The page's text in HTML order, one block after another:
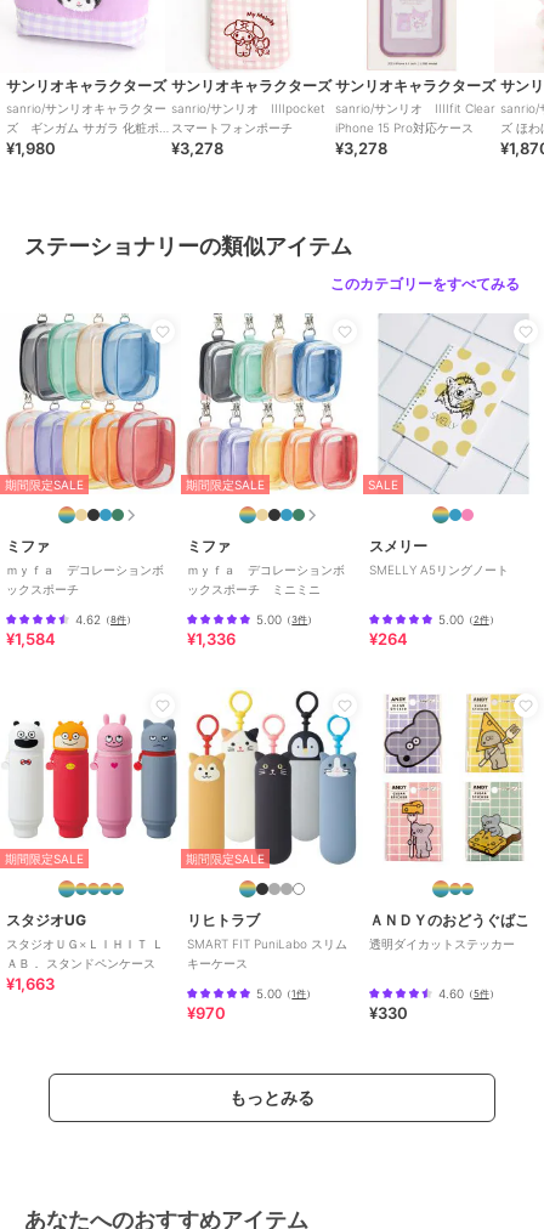
サンリオキャラクターズ
sanrio/サンリオキャラクター
ズ ギンガム サガラ 化粧ポ
ーチ クロミ
¥1,980
サンリオキャラクターズ
sanrio/サンリオ IIIIpocket
スマートフォンポーチ
¥3,278
サンリオキャラクターズ
sanrio/サンリオ IIIIfit Clear
iPhone 15 Pro対応ケース
¥3,278
サン
sanrio/
ズ ほわ
Ｃ
ステーショナリーの類似アイテム
このカテゴリーをすべてみる
期間限定SALE
ミファ
ｍｙｆａ デコレーションボ
ックスポーチ
4.62 （8件）
¥1,584
期間限定SALE
ミファ
ｍｙｆａ デコレーションボ
ックスポーチ ミニミニ
5.00 （3件）
¥1,336
SALE
スメリー
SMELLY A5リングノート
5.00（2件）
¥264
期間限定SALE
スタジオUG
スタジオＵＧ×ＬＩＨＩＴ Ｌ
ＡＢ． スタンドペンケース
¥1,663
期間限定SALE
リヒトラブ
SMART FIT PuniLabo スリム
キーケース
5.00 （1件）
¥970
ＡＮＤＹのおどうぐばこ
透明ダイカットステッカー
4.60（5件）
¥330
もっとみる
あなたへのおすすめアイテム